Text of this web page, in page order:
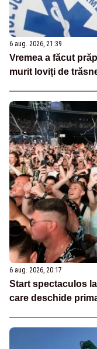
6 aug. 2026, 21:39
Vremea a făcut
murit loviți de
6 aug. 2026, 20:17
Start spectaculos
care deschide